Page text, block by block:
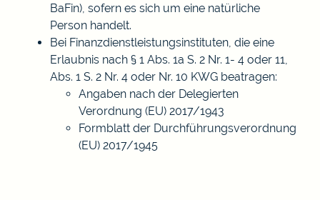
BaFin), sofern es sich um eine natürliche
Person handelt.
Bei Finanzdienstleistungsinstituten, die eine
Erlaubnis nach § 1 Abs. 1a S. 2 Nr. 1- 4 oder 11,
Abs. 1 S. 2 Nr. 4 oder Nr. 10 KWG beatragen:
Angaben nach der Delegierten
Verordnung (EU) 2017/1943
Formblatt der Durchführungsverordnung
(EU) 2017/1945